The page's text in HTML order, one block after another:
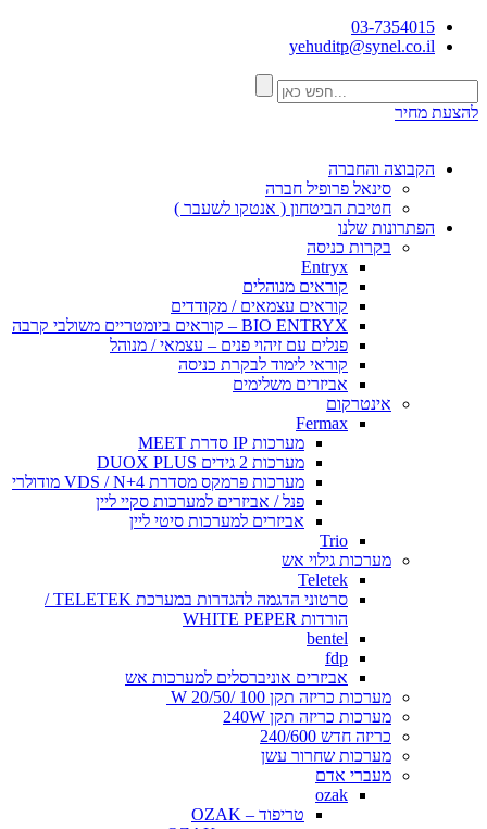
03-7354015
yehuditp@synel.co.il
להצעת מחיר
הקבוצה והחברה
סינאל פרופיל חברה
חטיבת הביטחון ( אנטקו לשעבר )
הפתרונות שלנו
בקרות כניסה
Entryx
קוראים מנוהלים
קוראים עצמאים / מקודדים
BIO ENTRYX – קוראים ביומטריים משולבי קרבה
פנלים עם זיהוי פנים – עצמאי / מנוהל
קוראי לימוד לבקרת כניסה
אביזרים משלימים
אינטרקום
Fermax
מערכות IP סדרת MEET
מערכות 2 גידים DUOX PLUS
מערכות פרמקס מסדרת VDS / N+4 מודולרי
פנל / אביזרים למערכות סקיי ליין
אביזרים למערכות סיטי ליין
Trio
מערכות גילוי אש
Teletek
סרטוני הדגמה להגדרות במערכת TELETEK /
הורדות WHITE PEPER
bentel
fdp
אביזרים אוניברסלים למערכות אש
מערכות כריזה תקן 100 /20/50 W
מערכות כריזה תקן 240W
כריזה חדש 240/600
מערכות שחרור עשן
מעברי אדם
ozak
טריפוד – OZAK